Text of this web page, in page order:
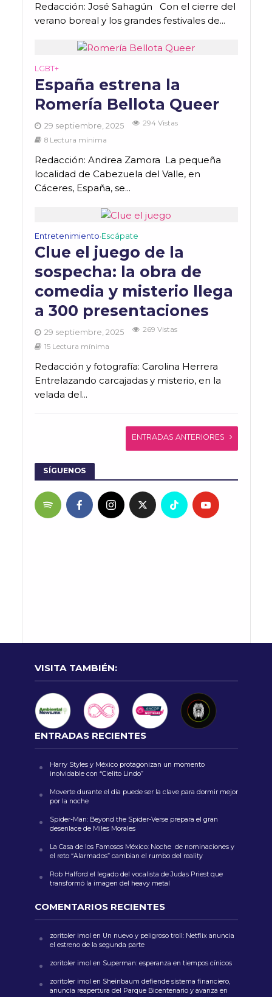
Redacción: José Sahagún Con el cierre del
verano boreal y los grandes festivales de...
LGBT+
España estrena la
Romería Bellota Queer
29 septiembre, 2025
294 Vistas
8 Lectura mínima
Redacción: Andrea Zamora La pequeña
localidad de Cabezuela del Valle, en
Cáceres, España, se...
Entretenimiento•Escápate
Clue el juego de la
sospecha: la obra de
comedia y misterio llega
a 300 presentaciones
29 septiembre, 2025
269 Vistas
15 Lectura mínima
Redacción y fotografía: Carolina Herrera
Entrelazando carcajadas y misterio, en la
velada del...
ENTRADAS ANTERIORES
SÍGUENOS
VISITA TAMBIÉN:
ENTRADAS RECIENTES
Harry Styles y México protagonizan un momento
inolvidable con “Cielito Lindo”
Moverte durante el día puede ser la clave para dormir mejor
por la noche
Spider-Man: Beyond the Spider-Verse prepara el gran
desenlace de Miles Morales
La Casa de los Famosos México: Noche de nominaciones y
el reto “Alarmados” cambian el rumbo del reality
Rob Halford el legado del vocalista de Judas Priest que
transformó la imagen del heavy metal
COMENTARIOS RECIENTES
zoritoler imol en Un nuevo y peligroso troll: Netflix anuncia
el estreno de la segunda parte
zoritoler imol en Superman: esperanza en tiempos cínicos
zoritoler imol en Sheinbaum defiende sistema financiero,
anuncia reapertura del Parque Bicentenario y avanza en